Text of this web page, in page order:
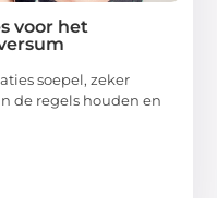
voor het
soepel, zeker
de regels houden en